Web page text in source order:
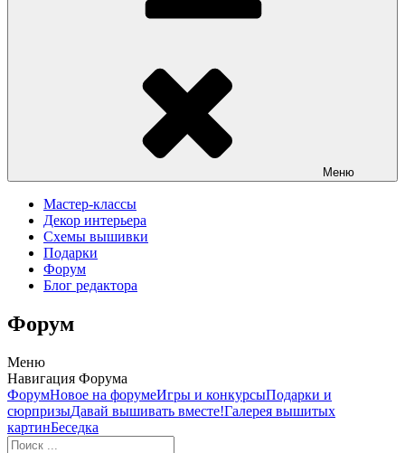
Меню
Мастер-классы
Декор интерьера
Схемы вышивки
Подарки
Форум
Блог редактора
Форум
Меню
Навигация Форума
ФорумНовое на форумеИгры и конкурсыПодарки и
сюрпризыДавай вышивать вместе!Галерея вышитых
картинБеседка